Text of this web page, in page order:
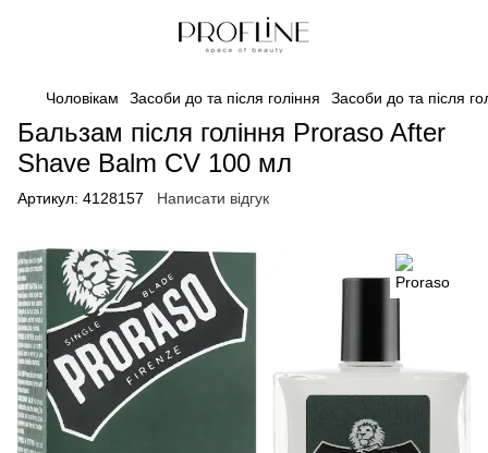
Чоловікам Засоби до та після гоління Засоби до та після
Бальзам після гоління Proraso After
Shave Balm CV 100 мл
Артикул: 4128157 Написати відгук